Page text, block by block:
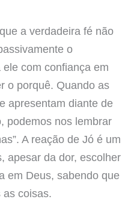
a verdadeira fé não
o
com confiança em
o porquê. Quando as
apresentam diante de
podemos nos lembrar
A reação de Jó é um
apesar da dor, escolher
em Deus, sabendo que
as coisas.